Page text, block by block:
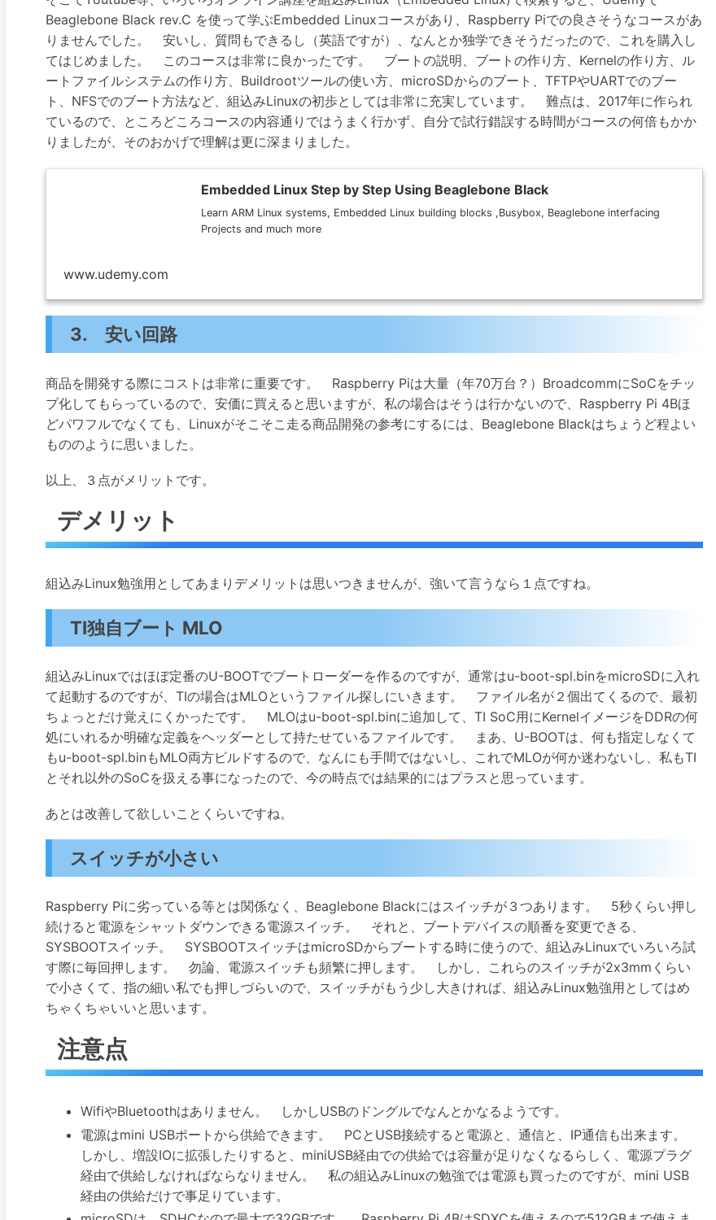
Beaglebone Black rev.C を使って学ぶEmbedded Linuxコースがあり、Raspberry Piでの良さそうなコースがあ
りませんでした。 安いし、質問もできるし（英語ですが）、なんとか独学できそうだったので、これを購入し
てはじめました。 このコースは非常に良かったです。 ブートの説明、ブートの作り方、Kernelの作り方、ル
ートファイルシステムの作り方、Buildrootツールの使い方、microSDからのブート、TFTPやUARTでのブー
ト、NFSでのブート方法など、組込みLinuxの初歩としては非常に充実しています。 難点は、2017年に作られ
ているので、ところどころコースの内容通りではうまく行かず、自分で試行錯誤する時間がコースの何倍もかか
りましたが、そのおかげで理解は更に深まりました。
Embedded Linux Step by Step Using Beaglebone Black
Learn ARM Linux systems, Embedded Linux building blocks ,Busybox, Beaglebone interfacing
Projects and much more
www.udemy.com
3. 安い回路
商品を開発する際にコストは非常に重要です。 Raspberry Piは大量（年70万台？）BroadcommにSoCをチッ
プ化してもらっているので、安価に買えると思いますが、私の場合はそうは行かないので、Raspberry Pi 4Bほ
どパワフルでなくても、Linuxがそこそこ走る商品開発の参考にするには、Beaglebone Blackはちょうど程よい
もののように思いました。
以上、３点がメリットです。
デメリット
組込みLinux勉強用としてあまりデメリットは思いつきませんが、強いて言うなら１点ですね。
TI独自ブート MLO
組込みLinuxではほぼ定番のU-BOOTでブートローダーを作るのですが、通常はu-boot-spl.binをmicroSDに入れ
て起動するのですが、TIの場合はMLOというファイル探しにいきます。 ファイル名が２個出てくるので、最初
ちょっとだけ覚えにくかったです。 MLOはu-boot-spl.binに追加して、TI SoC用にKernelイメージをDDRの何
処にいれるか明確な定義をヘッダーとして持たせているファイルです。 まあ、U-BOOTは、何も指定しなくて
もu-boot-spl.binもMLO両方ビルドするので、なんにも手間ではないし、これでMLOが何か迷わないし、私もTI
とそれ以外のSoCを扱える事になったので、今の時点では結果的にはプラスと思っています。
あとは改善して欲しいことくらいですね。
スイッチが小さい
Raspberry Piに劣っている等とは関係なく、Beaglebone Blackにはスイッチが３つあります。 5秒くらい押し
続けると電源をシャットダウンできる電源スイッチ。 それと、ブートデバイスの順番を変更できる、
SYSBOOTスイッチ。 SYSBOOTスイッチはmicroSDからブートする時に使うので、組込みLinuxでいろいろ試
す際に毎回押します。 勿論、電源スイッチも頻繁に押します。 しかし、これらのスイッチが2x3mmくらい
で小さくて、指の細い私でも押しづらいので、スイッチがもう少し大きければ、組込みLinux勉強用としてはめ
ちゃくちゃいいと思います。
注意点
WifiやBluetoothはありません。 しかしUSBのドングルでなんとかなるようです。
電源はmini USBポートから供給できます。 PCとUSB接続すると電源と、通信と、IP通信も出来ます。
しかし、増設IOに拡張したりすると、miniUSB経由での供給では容量が足りなくなるらしく、電源プラグ
経由で供給しなければならなりません。 私の組込みLinuxの勉強では電源も買ったのですが、mini USB
経由の供給だけで事足りています。